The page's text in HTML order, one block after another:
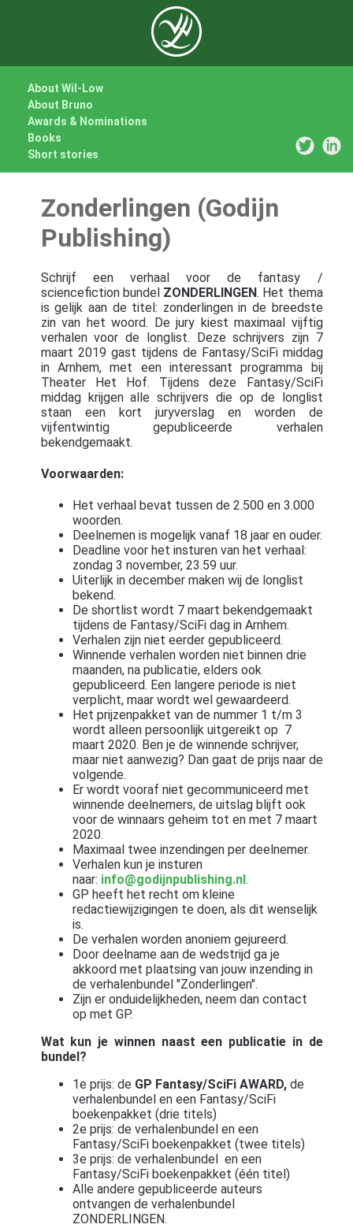
About Wil-Low
About Bruno
Awards & Nominations
Books
Short stories
Zonderlingen (Godijn
Publishing)
Schrijf een verhaal voor de fantasy /
sciencefiction bundel ZONDERLINGEN. Het thema
is gelijk aan de titel: zonderlingen in de breedste
zin van het woord. De jury kiest maximaal vijftig
verhalen voor de longlist. Deze schrijvers zijn 7
maart 2019 gast tijdens de Fantasy/SciFi middag
in Arnhem, met een interessant programma bij
Theater Het Hof. Tijdens deze Fantasy/SciFi
middag krijgen alle schrijvers die op de longlist
staan een kort juryverslag en worden de
vijfentwintig gepubliceerde verhalen
bekendgemaakt.
Voorwaarden:
Het verhaal bevat tussen de 2.500 en 3.000
woorden.
Deelnemen is mogelijk vanaf 18 jaar en ouder.
Deadline voor het insturen van het verhaal:
zondag 3 november, 23.59 uur.
Uiterlijk in december maken wij de longlist
bekend.
De shortlist wordt 7 maart bekendgemaakt
tijdens de Fantasy/SciFi dag in Arnhem.
Verhalen zijn niet eerder gepubliceerd.
Winnende verhalen worden niet binnen drie
maanden, na publicatie, elders ook
gepubliceerd. Een langere periode is niet
verplicht, maar wordt wel gewaardeerd.
Het prijzenpakket van de nummer 1 t/m 3
wordt alleen persoonlijk uitgereikt op 7
maart 2020. Ben je de winnende schrijver,
maar niet aanwezig? Dan gaat de prijs naar de
volgende.
Er wordt vooraf niet gecommuniceerd met
winnende deelnemers, de uitslag blijft ook
voor de winnaars geheim tot en met 7 maart
2020.
Maximaal twee inzendingen per deelnemer.
Verhalen kun je insturen
naar: info@godijnpublishing.nl .
GP heeft het recht om kleine
redactiewijzigingen te doen, als dit wenselijk
is.
De verhalen worden anoniem gejureerd.
Door deelname aan de wedstrijd ga je
akkoord met plaatsing van jouw inzending in
de verhalenbundel "Zonderlingen".
Zijn er onduidelijkheden, neem dan contact
op met GP.
Wat kun je winnen naast een publicatie in de
bundel?
1e prijs: de GP Fantasy/SciFi AWARD, de
verhalenbundel en een Fantasy/SciFi
boekenpakket (drie titels)
2e prijs: de verhalenbundel en een
Fantasy/SciFi boekenpakket (twee titels)
3e prijs: de verhalenbundel en een
Fantasy/SciFi boekenpakket (één titel)
Alle andere gepubliceerde auteurs
ontvangen de verhalenbundel
ZONDERLINGEN.